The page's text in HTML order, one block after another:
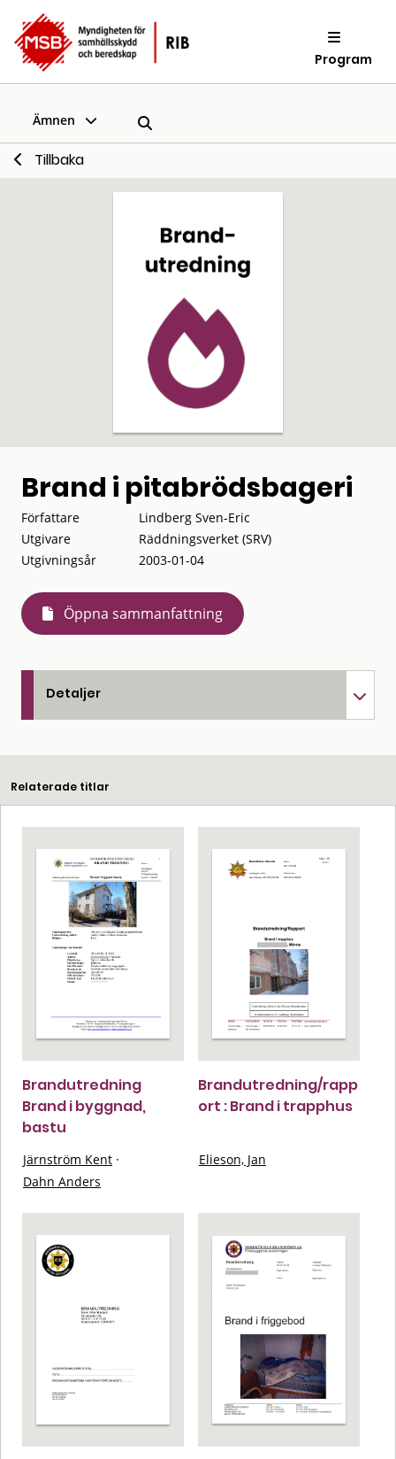
Program
Ämnen
Tillbaka
Brand i pitabrödsbageri
Författare
Lindberg Sven-Eric
Utgivare
Räddningsverket (SRV)
Utgivningsår
2003-01-04
Öppna sammanfattning
Detaljer
Relaterade titlar
Brandutredning
Brand i byggnad,
bastu
Järnström Kent ·
Dahn Anders
Brandutredning/rapp
ort : Brand i trapphus
Elieson, Jan